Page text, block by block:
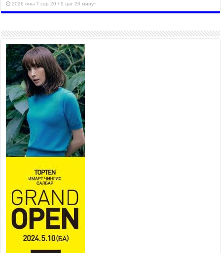
2026 оны 7 сар 20 / 9 цаг 20 минут
шугам хоолойн ажил 80
хувьтай үргэлжилж байна
2026 оны 7 сар 20 / 9 цаг 14 минут
Усархаг аадар бороо орж
байгаа тул аюулгүй байдлаа
хангаж, үер усны аюулаас
сэрэмжлэхийг нийслэлийн
Онцгой байдлын газраас анхааруулж байна
2026 оны 7 сар 20 / 9 цаг 09 минут
311 алба хаагч, 119 техник хэрэгсэлтэй ажиллаж
үер усны аюул, болзошгүй эрсдэлээс сэргийлж
байна
Аяллаа зөв төлөвлөхийг иргэдэд зөвлөж байна
2026 оны 7 сар 16 / 11 цаг 50 минут
Үер усны болзошгүй аюулаас сэргийлж,
холбогдох байгууллагууд өндөржүүлсэн бэлэн
байдалд ажиллаж байна
2026 оны 7 сар 15 / 13 цаг 06 минут